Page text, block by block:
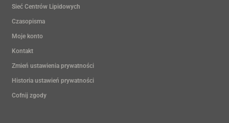
Sieć Centrów Lipidowych
Czasopisma
Moje konto
Kontakt
Zmień ustawienia prywatności
Historia ustawień prywatności
Cofnij zgody